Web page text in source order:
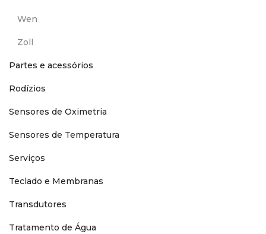
Wen
Zoll
Partes e acessórios
Rodízios
Sensores de Oximetria
Sensores de Temperatura
Serviços
Teclado e Membranas
Transdutores
Tratamento de Água